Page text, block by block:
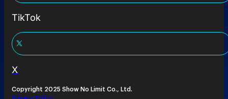
TikTok
X
Copyright 2025 Show No Limit Co., Ltd.
Privacy Policy